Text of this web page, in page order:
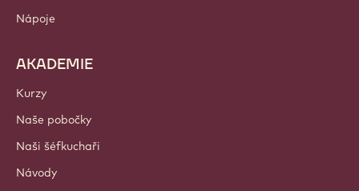
Nápoje
AKADEMIE
Kurzy
Naše pobočky
Naši šéfkuchaři
Návody